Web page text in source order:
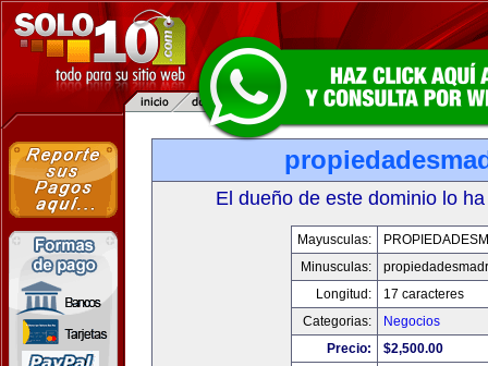
El dueño de este dominio lo
Mayusculas:
Minusculas:
Longitud:
17 caracteres
Categorias:
Negocios
Precio:
$2,500.00